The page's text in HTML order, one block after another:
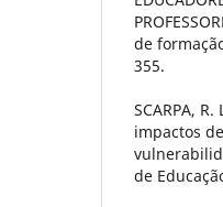
de
355.
SCARPA,
impactos
de